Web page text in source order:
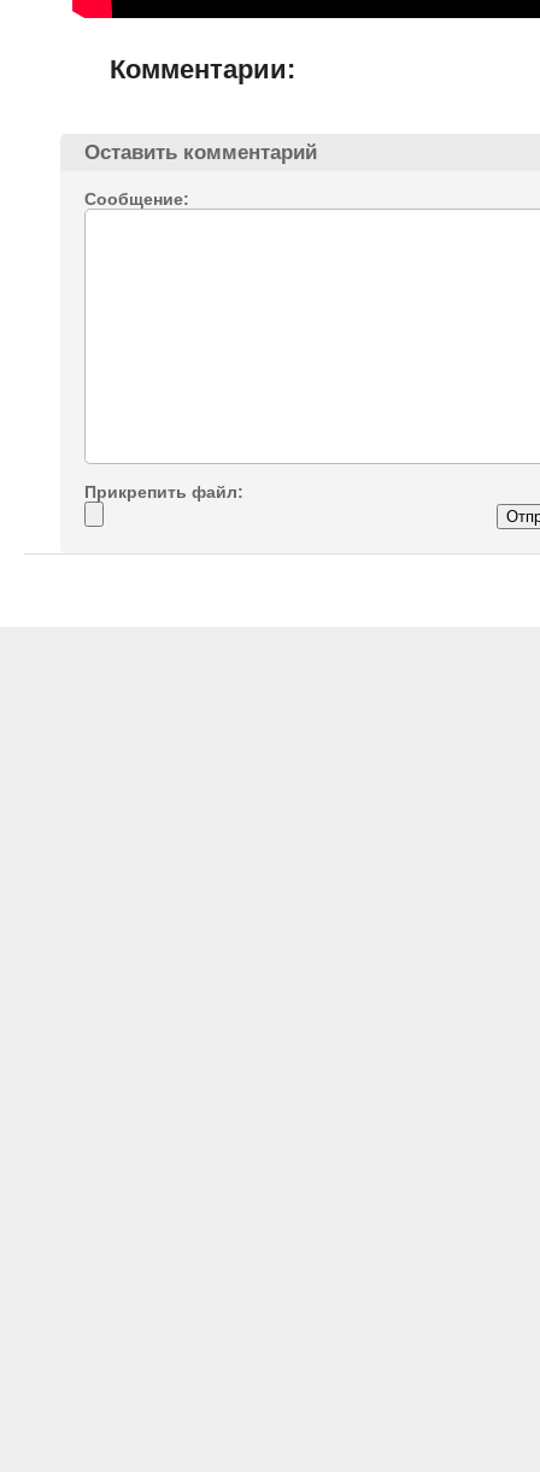
Комментарии:
Оставить комментарий
Сообщение:
Прикрепить файл: